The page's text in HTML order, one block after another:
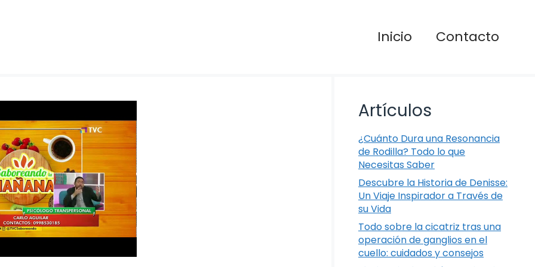
Inicio Contacto
Artículos
¿Cuánto Dura una Resonancia
de Rodilla? Todo lo que
Necesitas Saber
Descubre la Historia de Denisse:
Un Viaje Inspirador a Través de
su Vida
Todo sobre la cicatriz tras una
operación de ganglios en el
cuello: cuidados y consejos